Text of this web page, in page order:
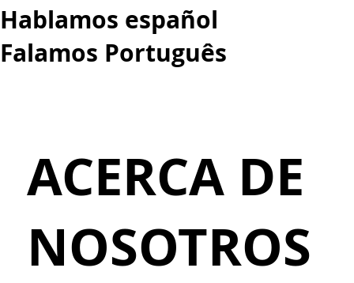
Hablamos español
Falamos Português​
ACERCA DE
NOSOTROS